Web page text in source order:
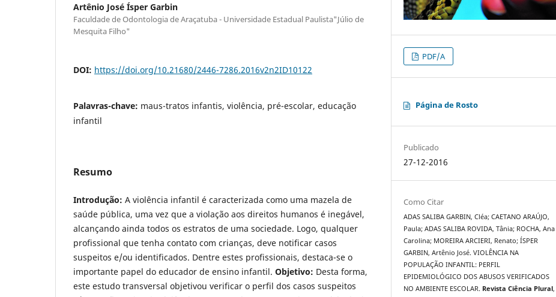
Artênio José Ísper Garbin
Faculdade de Odontologia de Araçatuba - Universidade Estadual Paulista"Júlio de
Mesquita Filho"
DOI: https://doi.org/10.21680/2446-7286.2016v2n2ID10122
Palavras-chave: maus-tratos infantis, violência, pré-escolar, educação
infantil
Resumo
Introdução: A violência infantil é caracterizada como uma mazela de
saúde pública, uma vez que a violação aos direitos humanos é inegável,
alcançando ainda todos os estratos de uma sociedade. Logo, qualquer
profissional que tenha contato com crianças, deve notificar casos
suspeitos e/ou identificados. Dentre estes profissionais, destaca-se o
importante papel do educador de ensino infantil. Objetivo: Desta forma,
este estudo transversal objetivou verificar o perfil dos casos suspeitos
PDF/A
Página de Rosto
Publicado
27-12-2016
Como Citar
ADAS SALIBA GARBIN, Cléa; CAETANO ARAÚJO,
Paula; ADAS SALIBA ROVIDA, Tânia; ROCHA, Ana
Carolina; MOREIRA ARCIERI, Renato; ÍSPER
GARBIN, Artênio José. VIOLÊNCIA NA
POPULAÇÃO INFANTIL: PERFIL
EPIDEMIOLÓGICO DOS ABUSOS VERIFICADOS
NO AMBIENTE ESCOLAR. Revista Ciência Plural,